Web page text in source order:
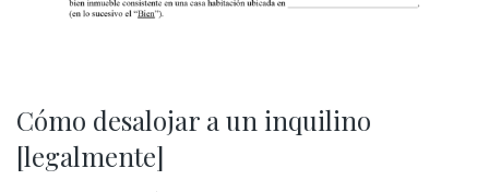
Cómo desalojar a un inquilino
[legalmente]